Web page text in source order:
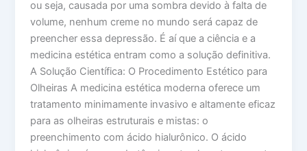
ou seja, causada por uma sombra devido à falta de
volume, nenhum creme no mundo será capaz de
preencher essa depressão. É aí que a ciência e a
medicina estética entram como a solução definitiva.
A Solução Científica: O Procedimento Estético para
Olheiras A medicina estética moderna oferece um
tratamento minimamente invasivo e altamente eficaz
para as olheiras estruturais e mistas: o
preenchimento com ácido hialurônico. O ácido